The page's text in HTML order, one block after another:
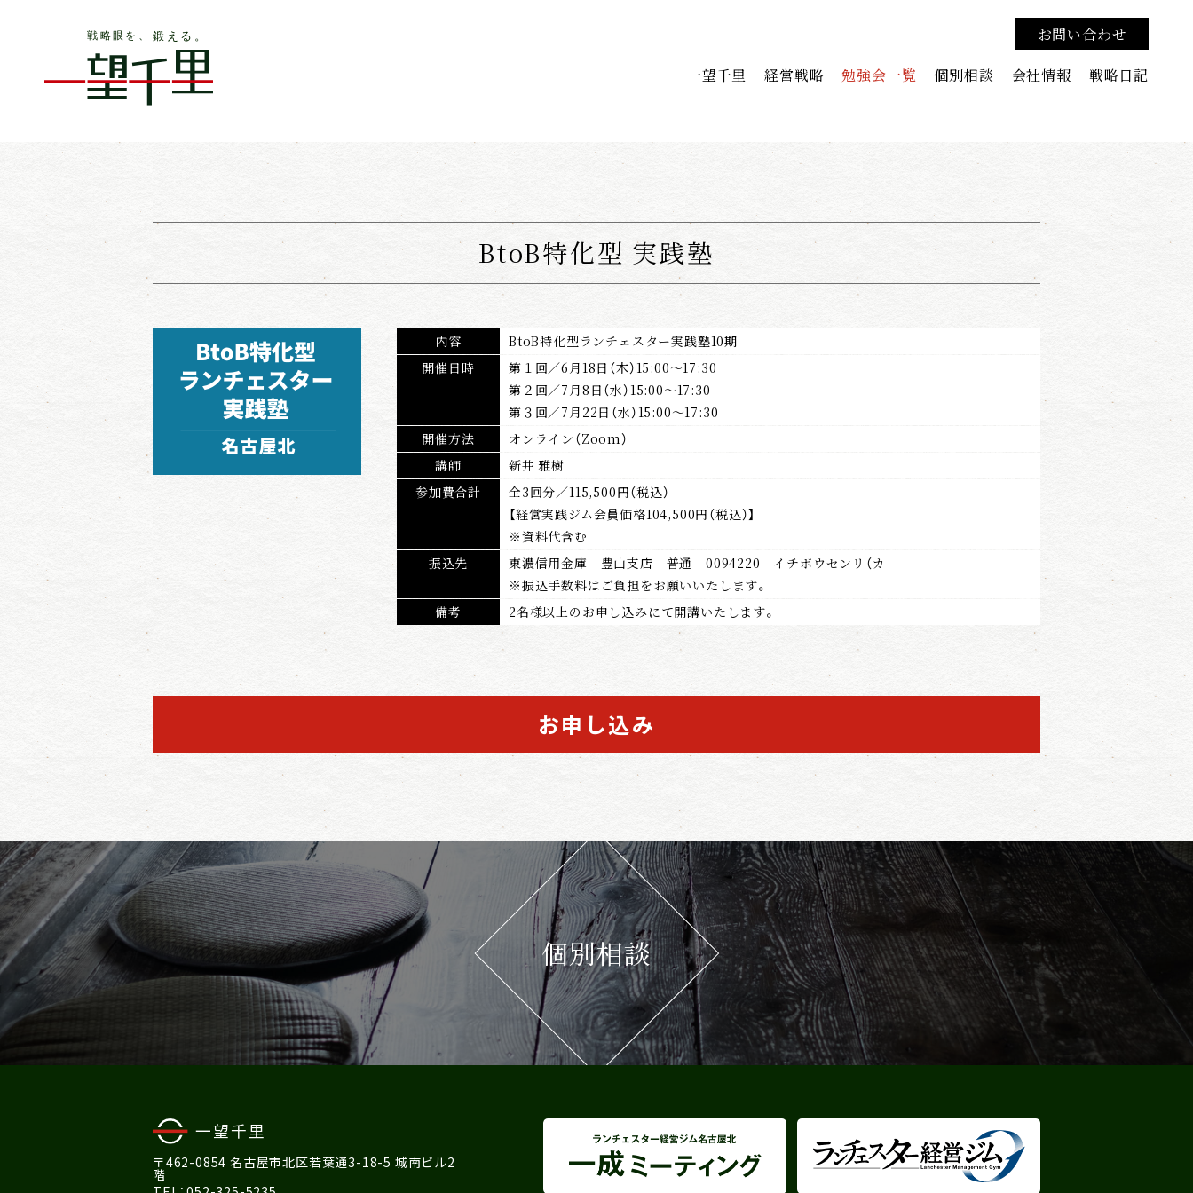
お問い合わせ
一望千里
経営戦略 勉強会一覧 個別相談 会社情報 戦略日記
BtoB特化型 実践塾
内容
BtoB特化型ランチェスター実践塾10期
開催日時
第１回／6月18日（木）15:00～17:30
第２回／7月8日（水）15:00～17:30
第３回／7月22日（水）15:00～17:30
開催方法
オンライン（Zoom）
講師
新井 雅樹
参加費合計
全3回分／115,500円（税込）
【経営実践ジム会員価格104,500円（税込）】
※資料代含む
振込先
東濃信用金庫 豊山支店 普通 0094220 イチボウセンリ（カ
※振込手数料はご負担をお願いいたします。
備考
2名様以上のお申し込みにて開講いたします。
お申し込み
個別相談
〒462-0854 名古屋市北区若葉通3-18-5 城南ビル2
階